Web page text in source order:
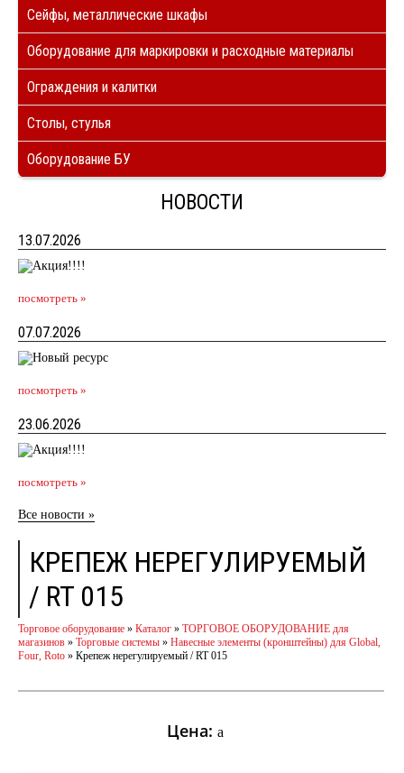
Сейфы, металлические шкафы
Оборудование для маркировки и расходные материалы
Ограждения и калитки
Столы, стулья
Оборудование БУ
НОВОСТИ
13.07.2026
посмотреть »
07.07.2026
посмотреть »
23.06.2026
посмотреть »
Все новости »
КРЕПЕЖ НЕРЕГУЛИРУЕМЫЙ
/ RT 015
Торговое оборудование » Каталог » ТОРГОВОЕ ОБОРУДОВАНИЕ для
магазинов » Торговые системы » Навесные элементы (кронштейны) для Global,
Four, Roto » Крепеж нерегулируемый / RT 015
Цена: a